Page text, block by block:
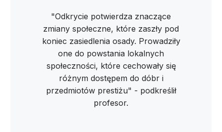
"Odkrycie potwierdza znaczące
zmiany społeczne, które zaszły pod
koniec zasiedlenia osady. Prowadziły
one do powstania lokalnych
społeczności, które cechowały się
różnym dostępem do dóbr i
przedmiotów prestiżu" - podkreślił
profesor.